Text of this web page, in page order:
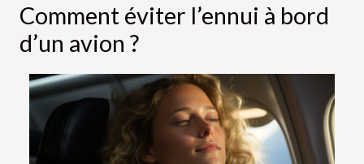
Comment éviter l’ennui à bord
d’un avion ?